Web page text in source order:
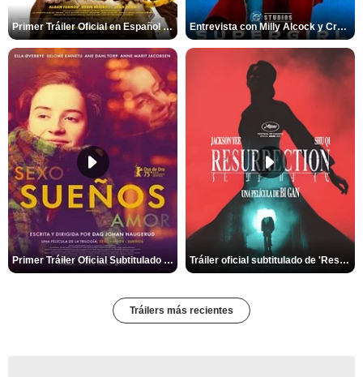
Primer Tráiler Oficial en Español de 'Marsupilami: Caos a Bordo' Entrevista con Milly Alcock y Craig Gillespie por 'Supergirl'
Primer Tráiler Oficial Subtitulado de 'Sueños (Sexo - Amor)' Tráiler oficial subtitulado de 'Resurrection'
Tráilers más recientes